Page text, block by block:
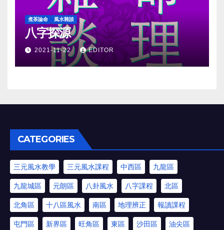
煮茶論命 風水雜談
八字探源
2021-11-22 EDITOR
CATEGORIES
三元風水教學 三元風水課程 中西區 九龍區
九龍城區 元朗區 八卦風水 八字課程 北區
北角區 十八區風水 南區 地理辨正 報讀課程
屯門區 新界區 旺角區 東區 沙田區 油尖區